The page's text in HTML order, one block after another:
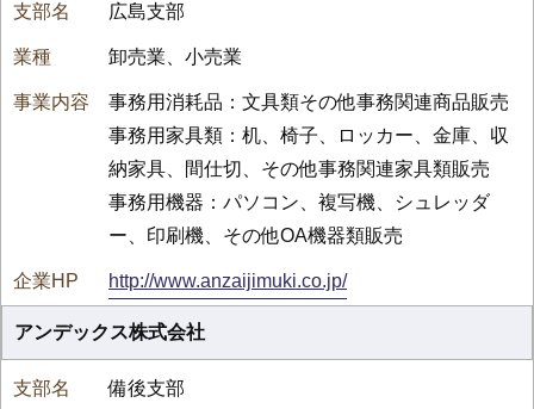
広島支部
卸売業、小売業
事務用消耗品：文具類その他事務関連商品販売
事務用家具類：机、椅子、ロッカー、金庫、収
納家具、間仕切、その他事務関連家具類販売
事務用機器：パソコン、複写機、シュレッダ
ー、印刷機、その他OA機器類販売
http://www.anzaijimuki.co.jp/
アンデックス株式会社
備後支部